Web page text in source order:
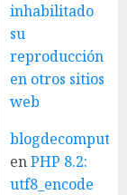
inhabilitado
su
reproducción
en otros sitios
web
enPHP 8.2:
utf8_encode